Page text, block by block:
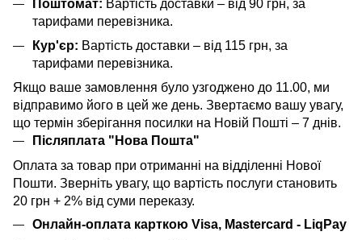
Поштомат: Вартість доставки – від 90 грн, за
тарифами перевізника.
Кур'єр: Вартість доставки – від 115 грн, за
тарифами перевізника.
Якщо ваше замовлення було узгоджено до 11.00, ми
відправимо його в цей же день. Звертаємо вашу увагу,
що термін зберігання посилки на Новій Пошті – 7 днів.
Післяплата "Нова Пошта"
Оплата за товар при отриманні на відділенні Нової
Пошти. Зверніть увагу, що вартість послуги становить
20 грн + 2% від суми переказу.
Онлайн-оплата карткою Visa, Mastercard - LiqPay